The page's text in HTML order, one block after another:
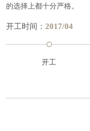
的选择上都十分严格。
开工时间： 2017/04
开工